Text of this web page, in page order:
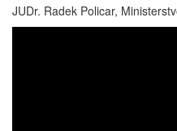
JUDr. Radek Policar,